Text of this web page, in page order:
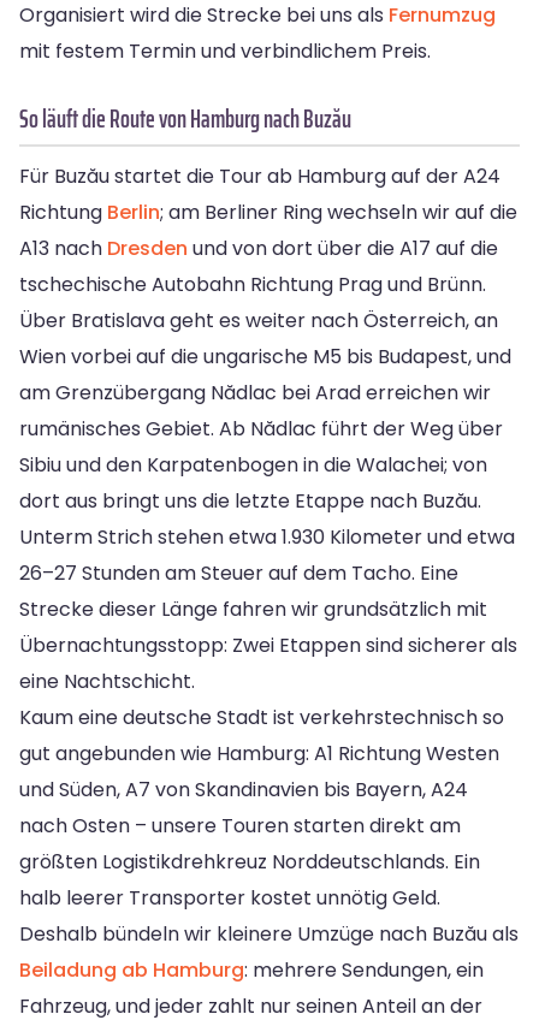
Organisiert wird die Strecke bei uns als Fernumzug
mit festem Termin und verbindlichem Preis.
So läuft die Route von Hamburg nach Buzău
Für Buzău startet die Tour ab Hamburg auf der A24
Richtung Berlin; am Berliner Ring wechseln wir auf die
A13 nach Dresden und von dort über die A17 auf die
tschechische Autobahn Richtung Prag und Brünn.
Über Bratislava geht es weiter nach Österreich, an
Wien vorbei auf die ungarische M5 bis Budapest, und
am Grenzübergang Nădlac bei Arad erreichen wir
rumänisches Gebiet. Ab Nădlac führt der Weg über
Sibiu und den Karpatenbogen in die Walachei; von
dort aus bringt uns die letzte Etappe nach Buzău.
Unterm Strich stehen etwa 1.930 Kilometer und etwa
26–27 Stunden am Steuer auf dem Tacho. Eine
Strecke dieser Länge fahren wir grundsätzlich mit
Übernachtungsstopp: Zwei Etappen sind sicherer als
eine Nachtschicht.
Kaum eine deutsche Stadt ist verkehrstechnisch so
gut angebunden wie Hamburg: A1 Richtung Westen
und Süden, A7 von Skandinavien bis Bayern, A24
nach Osten – unsere Touren starten direkt am
größten Logistikdrehkreuz Norddeutschlands. Ein
halb leerer Transporter kostet unnötig Geld.
Deshalb bündeln wir kleinere Umzüge nach Buzău als
Beiladung ab Hamburg: mehrere Sendungen, ein
Fahrzeug, und jeder zahlt nur seinen Anteil an der